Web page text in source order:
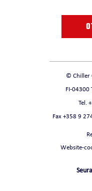
© Chiller
FI-04300
Tel.
Fax +358 9
Website-